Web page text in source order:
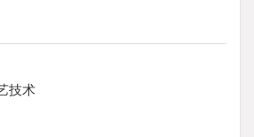
技术